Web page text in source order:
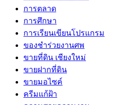
การตลาด
การศึกษา
การเรียนเขียนโปรแกรม
ของชำร่วยงานศพ
ขายที่ดิน เชียงใหม่
ขายฝากที่ดิน
ขายมอไซค์
ครีมแก้ฝ้า